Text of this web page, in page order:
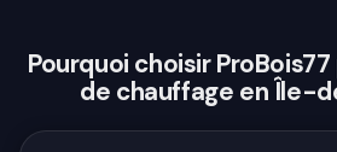
Pourquoi choisir
de chauffage en Île-